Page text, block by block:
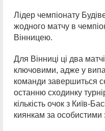
Лідер чемпіонату
жодного матчу в
Вінницею.
Для Вінниці ці два
ключовими, адже у
команди завершиться
останню сходинку
кількість очок з Київ-
киянкам за особистими